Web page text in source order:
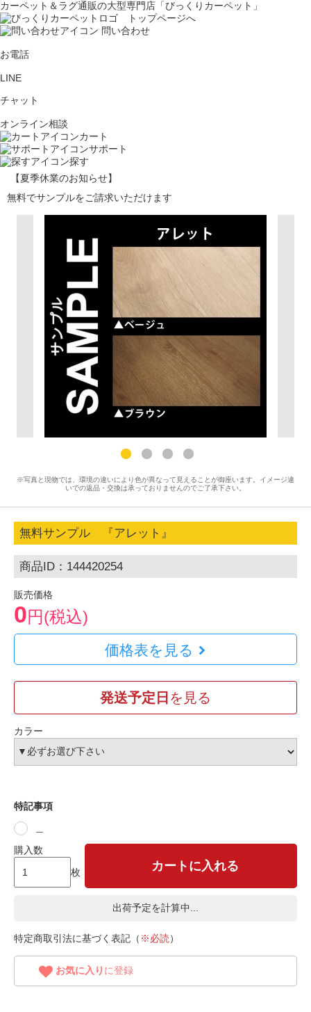
カーペット＆ラグ通販の大型専門店「びっくりカーペット」
問い合わせ
お電話
LINE
チャット
オンライン相談
カート
サポート
探す
【夏季休業のお知らせ】
無料でサンプルをご請求いただけます
※写真と現物では、環境の違いにより色が異なって見えることが御座います。イメージ違
いでの返品・交換は承っておりませんのでご了承下さい。
無料サンプル 『アレット』
商品ID：144420254
販売価格
0円(税込)
価格表を見る
発送予定日 を見る
カラー
特記事項
購入数
枚
カートに入れる
出荷予定を計算中...
特定商取引法に基づく表記（ ※必読）
お気に入り に登録